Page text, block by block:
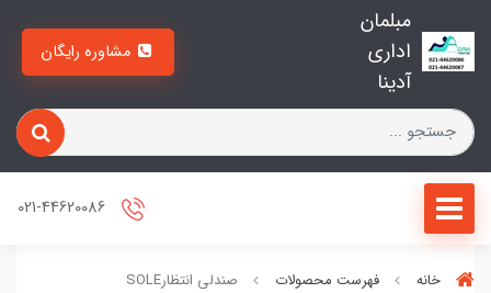
مبلمان
اداری
آدینا
خانه فهرست محصولات صندلی انتظارSOLE